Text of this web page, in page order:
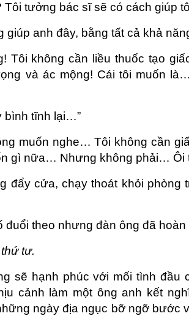
Tôi tưởng bác sĩ sẽ có cách giúp
anh đây, bằng tất cả khả
không cần liều thuốc tạo giấc
và ác mộng! Cái tôi muốn
tĩnh lại…”
nghe… Tôi không cần
gì nữa… Nhưng không phải… Ôi
cửa, chạy thoát khỏi phòng
theo nhưng đàn ông đã hoàn
tư.
hạnh phúc với mối tình đầu
cảnh làm một ông anh kết
ngày địa ngục bỡ ngỡ bước